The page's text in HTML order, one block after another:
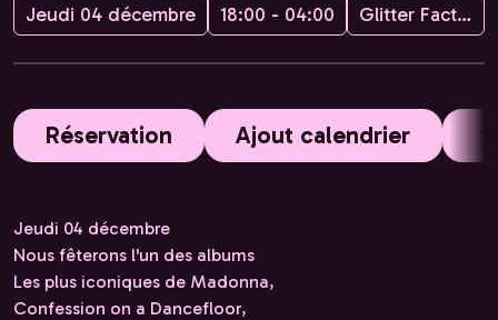
Jeudi 04 décembre 18:00 - 04:00 Glitter Factory
Réservation Ajout calendrier
Jeudi 04 décembre
Nous fêterons l'un des albums
Les plus iconiques de Madonna,
Confession on a Dancefloor,